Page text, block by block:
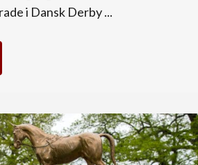
i Dansk Derby ...